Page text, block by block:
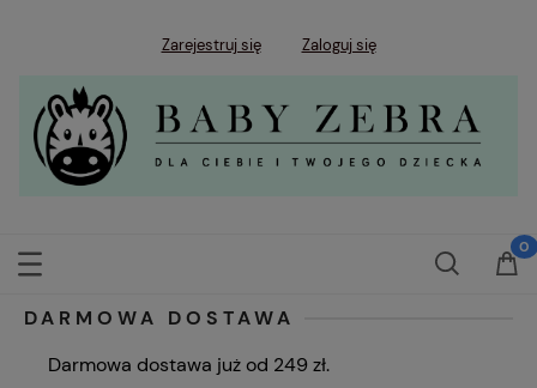
Zarejestruj się Zaloguj się
DARMOWA DOSTAWA
Darmowa dostawa już od 249 zł.